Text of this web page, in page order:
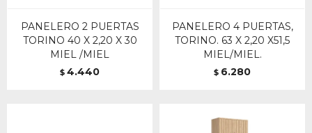
PANELERO 2 PUERTAS
TORINO 40 X 2,20 X 30
MIEL /MIEL
$ 4.440
PANELERO 4 PUERTAS,
TORINO. 63 X 2,20 X51,5
MIEL/MIEL.
$ 6.280